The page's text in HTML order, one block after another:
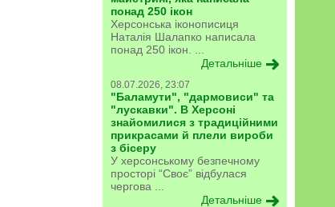
понад 250 ікон
Херсонська іконописиця
Наталія Шалапко написала
понад 250 ікон. ...
Детальніше
08.07.2026, 23:07
"Баламути", "дармовиси" та
"лускавки". В Херсоні
знайомилися з традиційними
прикрасами й плели вироби
з бісеру
У херсонському безпечному
просторі “Своє” відбулася
чергова ...
Детальніше